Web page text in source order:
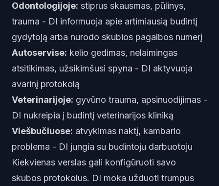
Odontologijoje: stiprus skausmas, pūlinys,
trauma - DI informuoja apie artimiausią budintį
gydytoją arba nurodo skubios pagalbos numerį
Autoservise: kelio gedimas, nelaimingas
atsitikimas, užsikimšusi spyna - DI aktyvuoja
avarinį protokolą
Veterinarijoje: gyvūno trauma, apsinuodijimas -
DI nukreipia į budintį veterinarijos kliniką
Viešbučiuose: atvykimas naktį, kambario
problema - DI jungia su budintoju darbuotoju
Kiekvienas verslas gali konfigūruoti savo
skubos protokolus. DI moka užduoti trumpus